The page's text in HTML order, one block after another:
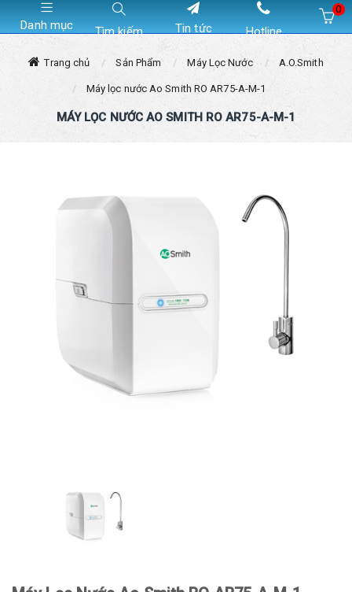
Danh mục Tìm kiếm Tin tức Hotline
0
Trang chủ Sản Phẩm Máy Lọc Nước A.O.Smith
Máy lọc nước Ao Smith RO AR75-A-M-1
MÁY LỌC NƯỚC AO SMITH RO AR75-A-M-1